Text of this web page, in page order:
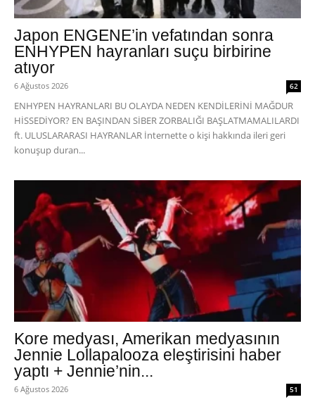
Japon ENGENE’in vefatından sonra
ENHYPEN hayranları suçu birbirine
atıyor
6 Ağustos 2026 62
ENHYPEN HAYRANLARI BU OLAYDA NEDEN KENDİLERİNİ MAĞDUR
HİSSEDİYOR? EN BAŞINDAN SİBER ZORBALIĞI BAŞLATMAMALILARDI
ft. ULUSLARARASI HAYRANLAR İnternette o kişi hakkında ileri geri
konuşup duran...
Kore medyası, Amerikan medyasının
Jennie Lollapalooza eleştirisini haber
yaptı + Jennie’nin...
6 Ağustos 2026 51